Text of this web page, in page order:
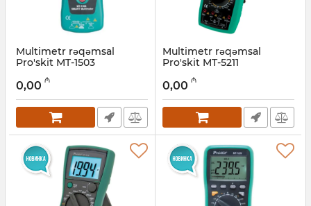
Multimetr rəqəmsal
Pro'skit MT-1503
027001010
0,00 ₼
Multimetr rəqəmsal
Pro'skit MT-5211
027001011
0,00 ₼